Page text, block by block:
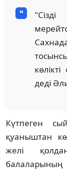
деді
Күтпеген
қуаныштан
желі
балаларының